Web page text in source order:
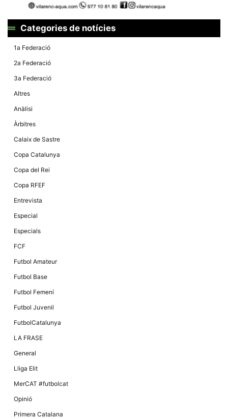
Categories de notícies
1a Federació
2a Federació
3a Federació
Altres
Anàlisi
Àrbitres
Calaix de Sastre
Copa Catalunya
Copa del Rei
Copa RFEF
Entrevista
Especial
Especials
FCF
Futbol Amateur
Futbol Base
Futbol Femení
Futbol Juvenil
FutbolCatalunya
LA FRASE
General
Lliga Elit
MerCAT #futbolcat
Opinió
Primera Catalana
la funcionalitat
i la seva
estructura.